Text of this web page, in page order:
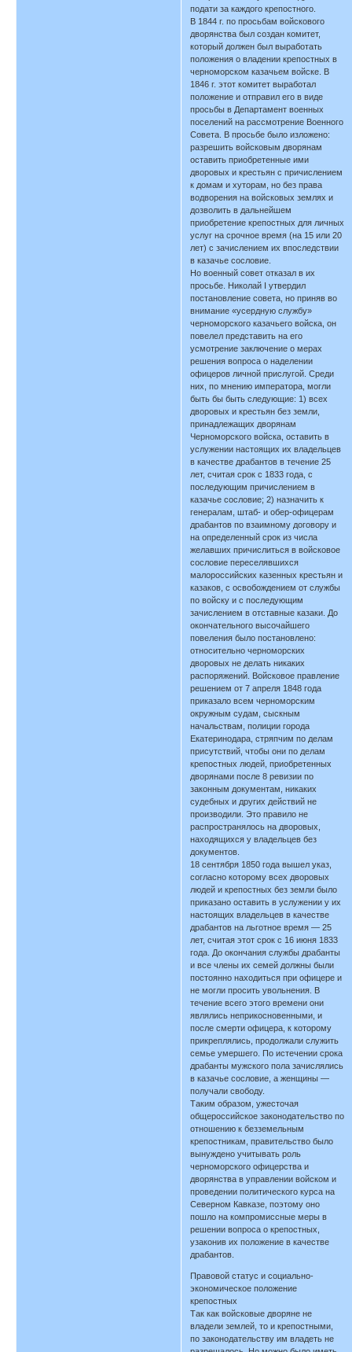
подати за каждого крепостного.
В 1844 г. по просьбам войскового
дворянства был создан комитет,
который должен был выработать
положения о владении крепостных в
черноморском казачьем войске. В
1846 г. этот комитет выработал
положение и отправил его в виде
просьбы в Департамент военных
поселений на рассмотрение Военного
Совета. В просьбе было изложено:
разрешить войсковым дворянам
оставить приобретенные ими
дворовых и крестьян с причислением
к домам и хуторам, но без права
водворения на войсковых землях и
дозволить в дальнейшем
приобретение крепостных для личных
услуг на срочное время (на 15 или 20
лет) с зачислением их впоследствии
в казачье сословие.
Но военный совет отказал в их
просьбе. Николай I утвердил
постановление совета, но приняв во
внимание «усердную службу»
черноморского казачьего войска, он
повелел представить на его
усмотрение заключение о мерах
решения вопроса о наделении
офицеров личной прислугой. Среди
них, по мнению императора, могли
быть бы быть следующие: 1) всех
дворовых и крестьян без земли,
принадлежащих дворянам
Черноморского войска, оставить в
услужении настоящих их владельцев
в качестве драбантов в течение 25
лет, считая срок с 1833 года, с
последующим причислением в
казачье сословие; 2) назначить к
генералам, штаб- и обер-офицерам
драбантов по взаимному договору и
на определенный срок из числа
желавших причислиться в войсковое
сословие переселявшихся
малороссийских казенных крестьян и
казаков, с освобождением от службы
по войску и с последующим
зачислением в отставные казаки. До
окончательного высочайшего
повеления было постановлено:
относительно черноморских
дворовых не делать никаких
распоряжений. Войсковое правление
решением от 7 апреля 1848 года
приказало всем черноморским
окружным судам, сыскным
начальствам, полиции города
Екатеринодара, стряпчим по делам
присутствий, чтобы они по делам
крепостных людей, приобретенных
дворянами после 8 ревизии по
законным документам, никаких
судебных и других действий не
производили. Это правило не
распространялось на дворовых,
находящихся у владельцев без
документов.
18 сентября 1850 года вышел указ,
согласно которому всех дворовых
людей и крепостных без земли было
приказано оставить в услужении у их
настоящих владельцев в качестве
драбантов на льготное время — 25
лет, считая этот срок с 16 июня 1833
года. До окончания службы драбанты
и все члены их семей должны были
постоянно находиться при офицере и
не могли просить увольнения. В
течение всего этого времени они
являлись неприкосновенными, и
после смерти офицера, к которому
прикреплялись, продолжали служить
семье умершего. По истечении срока
драбанты мужского пола зачислялись
в казачье сословие, а женщины —
получали свободу.
Таким образом, ужесточая
общероссийское законодательство по
отношению к безземельным
крепостникам, правительство было
вынуждено учитывать роль
черноморского офицерства и
дворянства в управлении войском и
проведении политического курса на
Северном Кавказе, поэтому оно
пошло на компромиссные меры в
решении вопроса о крепостных,
узаконив их положение в качестве
драбантов.
Правовой статус и социально-
экономическое положение
крепостных
Так как войсковые дворяне не
владели землей, то и крепостными,
по законодательству им владеть не